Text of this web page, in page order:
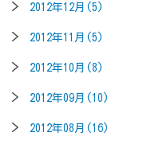
2012年12月(5)
2012年11月(5)
2012年10月(8)
2012年09月(10)
2012年08月(16)